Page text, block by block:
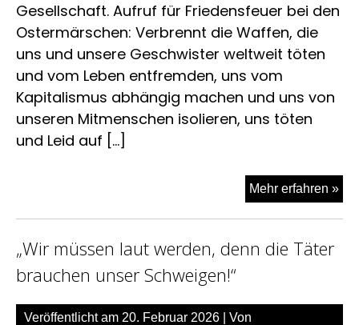
Gesellschaft. Aufruf für Friedensfeuer bei den
Ostermärschen: Verbrennt die Waffen, die
uns und unsere Geschwister weltweit töten
und vom Leben entfremden, uns vom
Kapitalismus abhängig machen und uns von
unseren Mitmenschen isolieren, uns töten
und Leid auf […]
Mehr erfahren »
mit
uns
„Wir müssen laut werden, denn die Täter
brauchen unser Schweigen!“
Veröffentlicht am 20. Februar 2026 | Von